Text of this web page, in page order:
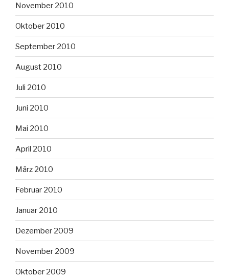
November 2010
Oktober 2010
September 2010
August 2010
Juli 2010
Juni 2010
Mai 2010
April 2010
März 2010
Februar 2010
Januar 2010
Dezember 2009
November 2009
Oktober 2009